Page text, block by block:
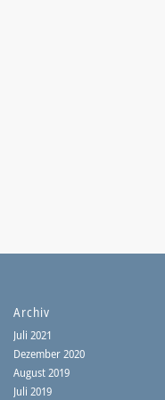
Archiv
Juli 2021
Dezember 2020
August 2019
Juli 2019